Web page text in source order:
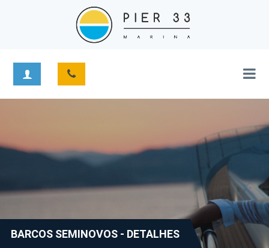
BARCOS SEMINOVOS - DETALHES